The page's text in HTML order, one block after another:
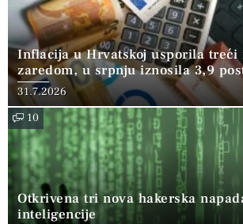
Inflacija u Hrvatskoj usporila treći
zaredom, u srpnju iznosila 3,9
31.7.2026
10
Otkrivena tri nova hakerska
inteligencije